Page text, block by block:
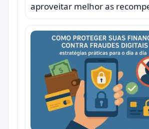
aproveitar melhor as